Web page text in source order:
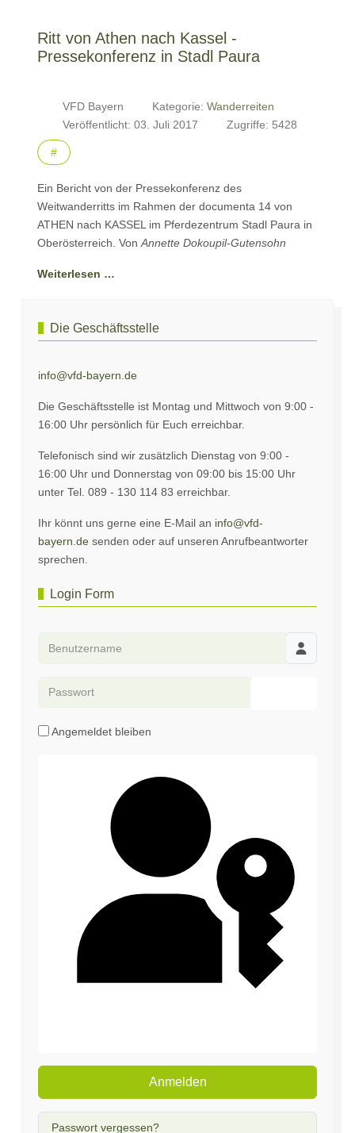
Ritt von Athen nach Kassel -
Pressekonferenz in Stadl Paura
VFD Bayern Kategorie: Wanderreiten
Veröffentlicht: 03. Juli 2017
Zugriffe: 5428
#
Ein Bericht von der Pressekonferenz des
Weitwanderritts im Rahmen der documenta 14 von
ATHEN nach KASSEL im Pferdezentrum Stadl Paura in
Oberösterreich. VonAnnette Dokoupil-Gutensohn
Weiterlesen …
Die Geschäftsstelle
info@vfd-bayern.de
Die Geschäftsstelle ist Montag und Mittwoch von 9:00 -
16:00 Uhr persönlich für Euch erreichbar.
Telefonisch sind wir zusätzlich Dienstag von 9:00 -
16:00 Uhr und Donnerstag von 09:00 bis 15:00 Uhr
unter Tel. 089 - 130 114 83 erreichbar.
Ihr könnt uns gerne eine E-Mail an info@vfd-
bayern.de senden oder auf unseren Anrufbeantworter
sprechen.
Login Form
Angemeldet bleiben
Anmelden
Passwort vergessen?